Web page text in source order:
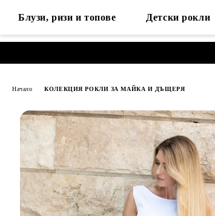
Блузи, ризи и топове Детски рокли
Начало КОЛЕКЦИЯ РОКЛИ ЗА МАЙКА И ДЪЩЕРЯ